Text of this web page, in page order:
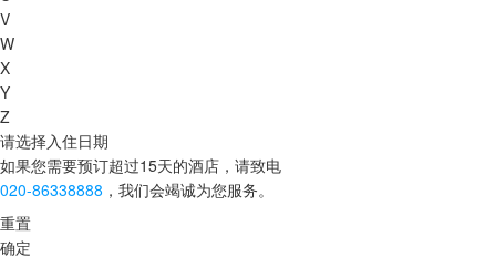
V
W
X
Y
Z
请选择入住日期
如果您需要预订超过15天的酒店，请致电
020-86338888 ，我们会竭诚为您服务。
重置
确定